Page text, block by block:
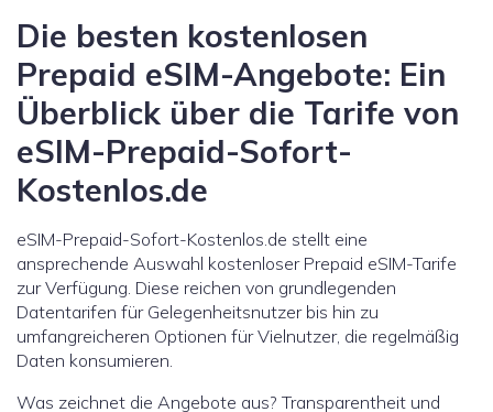
Die besten kostenlosen
Prepaid eSIM-Angebote: Ein
Überblick über die Tarife von
eSIM-Prepaid-Sofort-
Kostenlos.de
eSIM-Prepaid-Sofort-Kostenlos.de stellt eine
ansprechende Auswahl kostenloser Prepaid eSIM-Tarife
zur Verfügung. Diese reichen von grundlegenden
Datentarifen für Gelegenheitsnutzer bis hin zu
umfangreicheren Optionen für Vielnutzer, die regelmäßig
Daten konsumieren.
Was zeichnet die Angebote aus? Transparentheit und